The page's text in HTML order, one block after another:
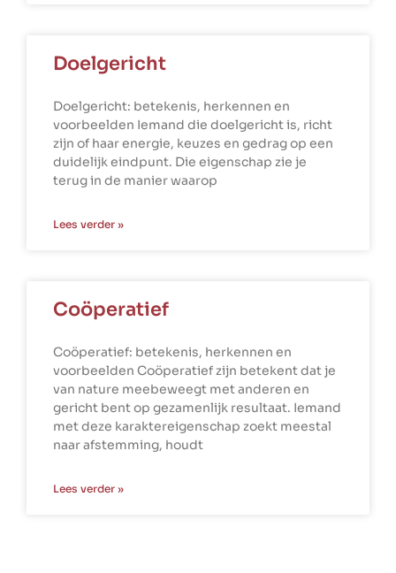
Doelgericht
Doelgericht: betekenis, herkennen en
voorbeelden Iemand die doelgericht is, richt
zijn of haar energie, keuzes en gedrag op een
duidelijk eindpunt. Die eigenschap zie je
terug in de manier waarop
Lees verder »
Coöperatief
Coöperatief: betekenis, herkennen en
voorbeelden Coöperatief zijn betekent dat je
van nature meebeweegt met anderen en
gericht bent op gezamenlijk resultaat. Iemand
met deze karaktereigenschap zoekt meestal
naar afstemming, houdt
Lees verder »